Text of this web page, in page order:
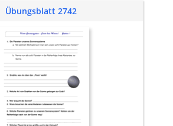
Übungsblatt 2742